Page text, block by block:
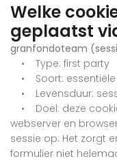
Welke
geplaatst
granfondoteam
• Type: first party
• Soort: essentiële
• Levensduur:
• Doel: deze
webserver en
sessie op. Het zorgt
formulier niet